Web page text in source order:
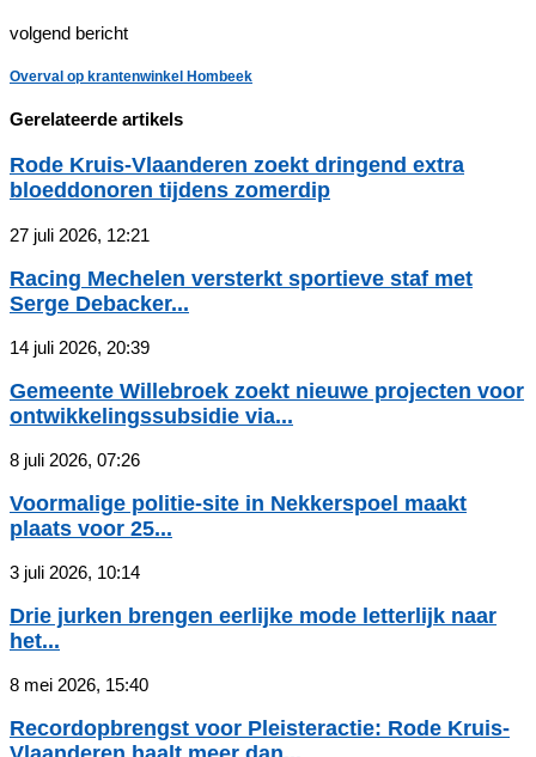
volgend bericht
Overval op krantenwinkel Hombeek
Gerelateerde artikels
Rode Kruis-Vlaanderen zoekt dringend extra
bloeddonoren tijdens zomerdip
27 juli 2026, 12:21
Racing Mechelen versterkt sportieve staf met
Serge Debacker...
14 juli 2026, 20:39
Gemeente Willebroek zoekt nieuwe projecten voor
ontwikkelingssubsidie via...
8 juli 2026, 07:26
Voormalige politie-site in Nekkerspoel maakt
plaats voor 25...
3 juli 2026, 10:14
Drie jurken brengen eerlijke mode letterlijk naar
het...
8 mei 2026, 15:40
Recordopbrengst voor Pleisteractie: Rode Kruis-